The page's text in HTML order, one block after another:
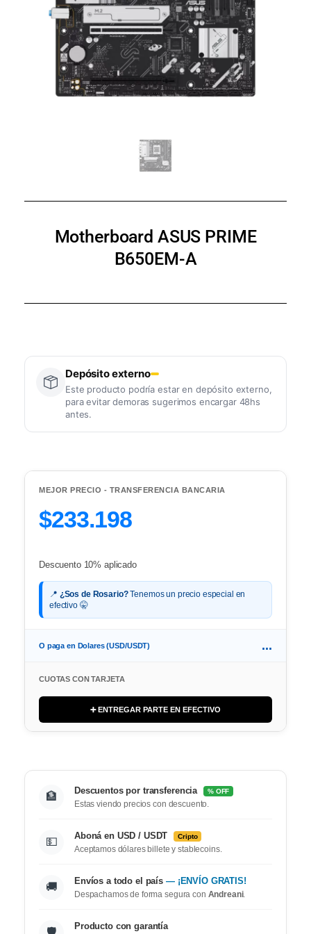
Motherboard ASUS PRIME
B650EM-A
Depósito externo
Este producto podría estar en depósito externo,
para evitar demoras sugerimos encargar 48hs
antes.
MEJOR PRECIO - TRANSFERENCIA BANCARIA
$233.198
Descuento 10% aplicado
📍 ¿Sos de Rosario?Tenemos un precio especial en
efectivo 🤫
O paga en Dolares (USD/USDT) ...
CUOTAS CON TARJETA
➕ ENTREGAR PARTE EN EFECTIVO
🏦 Descuentos por transferencia % OFF
Estas viendo precios con descuento.
💵 Aboná en USD / USDT Cripto
Aceptamos dólares billete y stablecoins.
🚚 Envíos a todo el país — ¡ENVÍO GRATIS!
Despachamos de forma segura con Andreani.
Producto con garantía